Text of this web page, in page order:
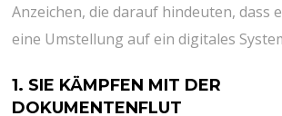
Anzeichen, die darauf hindeuten, dass
eine Umstellung auf ein digitales
1. SIE KÄMPFEN MIT DER
DOKUMENTENFLUT